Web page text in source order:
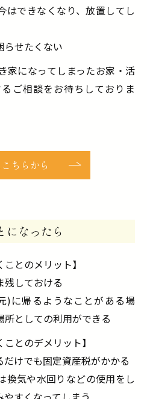
できなくなり、放置してし
せたくない
家になってしまったお家・活
ご相談をお待ちしておりま
ちらから
になったら
とのメリット】
残しておける
)に帰るようなことがある場
としての利用ができる
とのデメリット】
だけでも固定資産税がかかる
換気や水回りなどの使用をし